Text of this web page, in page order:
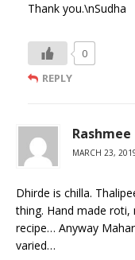
Thank you.\nSudha
0
REPLY
Rashmee
MARCH 23,
Dhirde is chilla.
thing. Hand made
recipe… Anyway
varied…